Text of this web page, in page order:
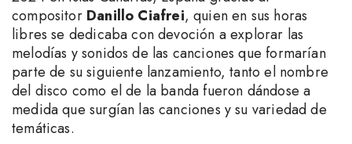
compositor Danillo Ciafrei, quien en sus horas
libres se dedicaba con devoción a explorar las
melodías y sonidos de las canciones que formarían
parte de su siguiente lanzamiento, tanto el nombre
del disco como el de la banda fueron dándose a
medida que surgían las canciones y su variedad de
temáticas.